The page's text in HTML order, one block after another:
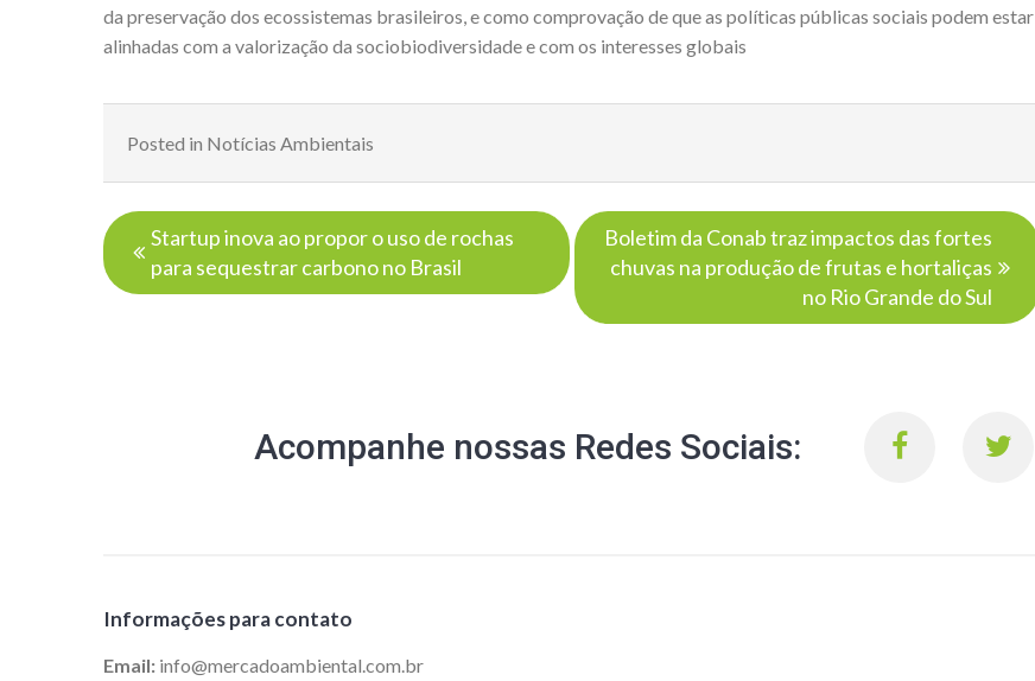
da preservação dos ecossistemas brasileiros, e como comprovação de que as políticas públicas sociais podem estar
alinhadas com a valorização da sociobiodiversidade e com os interesses globais
Posted in Notícias Ambientais
Navegação
de
Post
Startup inova ao propor o uso de rochas
para sequestrar carbono no Brasil
Boletim da Conab traz impactos das fortes
chuvas na produção de frutas e hortaliças
no Rio Grande do Sul
Acompanhe nossas Redes Sociais:
Informações para contato
Email: info@mercadoambiental.com.br